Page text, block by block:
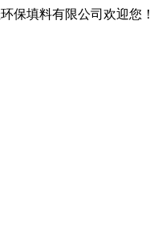
保填料有限公司欢迎您！